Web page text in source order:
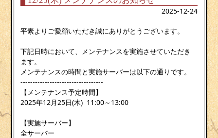
2025-12-24
平素よりご愛顧いただき誠にありがとうございます。
下記日時において、メンテナンスを実施させていただき
ます。
メンテナンスの時間と実施サーバーは以下の通りです。
----------------------------------
【メンテナンス予定時間】
2025年12月25日(木) 11:00～13:00
【実施サーバー】
全サーバー